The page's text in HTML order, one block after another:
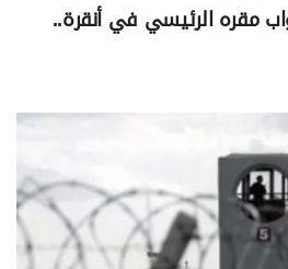
مقره الرئيسي في أنقرة..